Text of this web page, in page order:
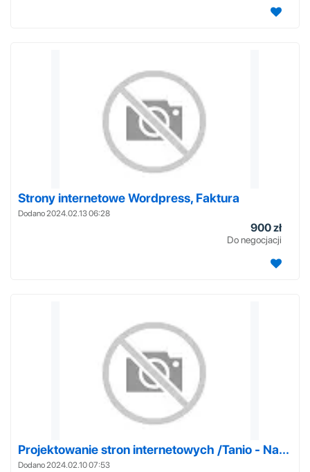
Strony internetowe Wordpress, Faktura
Dodano 2024.02.13 06:28
900 zł
Do negocjacji
Projektowanie stron internetowych /Tanio - Na...
Dodano 2024.02.10 07:53